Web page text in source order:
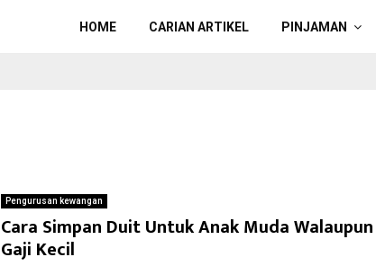
HOME CARIAN ARTIKEL PINJAMAN
Pengurusan kewangan
Cara Simpan Duit Untuk Anak Muda Walaupun
Gaji Kecil